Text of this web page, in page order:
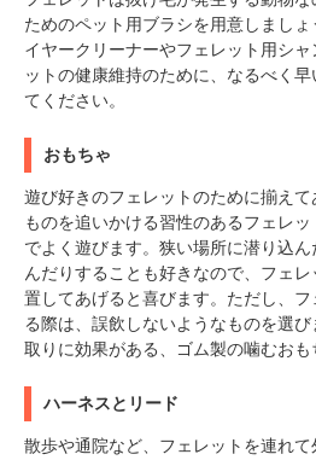
ためのペット用ブラシを用意しまし
イヤークリーナーやフェレット用シ
ットの健康維持のために、なるべく
てください。
おもちゃ
遊び好きのフェレットのために揃えて
ものを追いかける習性のあるフェレ
でよく遊びます。狭い場所に潜り込
んだりすることも好きなので、フェ
置してあげると喜びます。ただし、
る際は、誤飲しないようなものを選
取りに効果がある、ゴム製の噛むおも
ハーネスとリード
散歩や通院など、フェレットを連れ
アプリをダウン